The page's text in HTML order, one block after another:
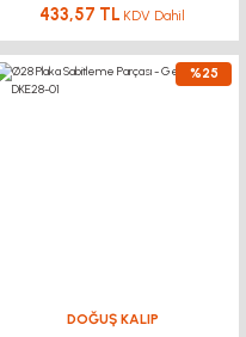
433,57 TL KDV Dahil
%25
DOĞUŞ KALIP